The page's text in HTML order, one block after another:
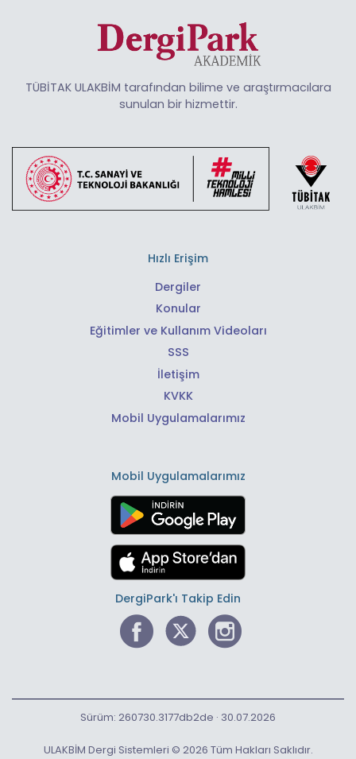
TÜBİTAK ULAKBİM tarafından bilime ve araştırmacılara
sunulan bir hizmettir.
Hızlı Erişim
Dergiler
Konular
Eğitimler ve Kullanım Videoları
SSS
İletişim
KVKK
Mobil Uygulamalarımız
Mobil Uygulamalarımız
DergiPark'ı Takip Edin
ULAKBİM Dergi Sistemleri © 2026 Tüm Hakları Saklıdır.
Sürüm: 260730.3177db2de · 30.07.2026